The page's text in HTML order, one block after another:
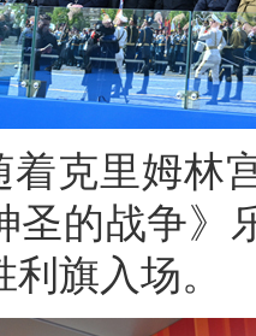
着克里姆林
圣的战争》
旗入场。